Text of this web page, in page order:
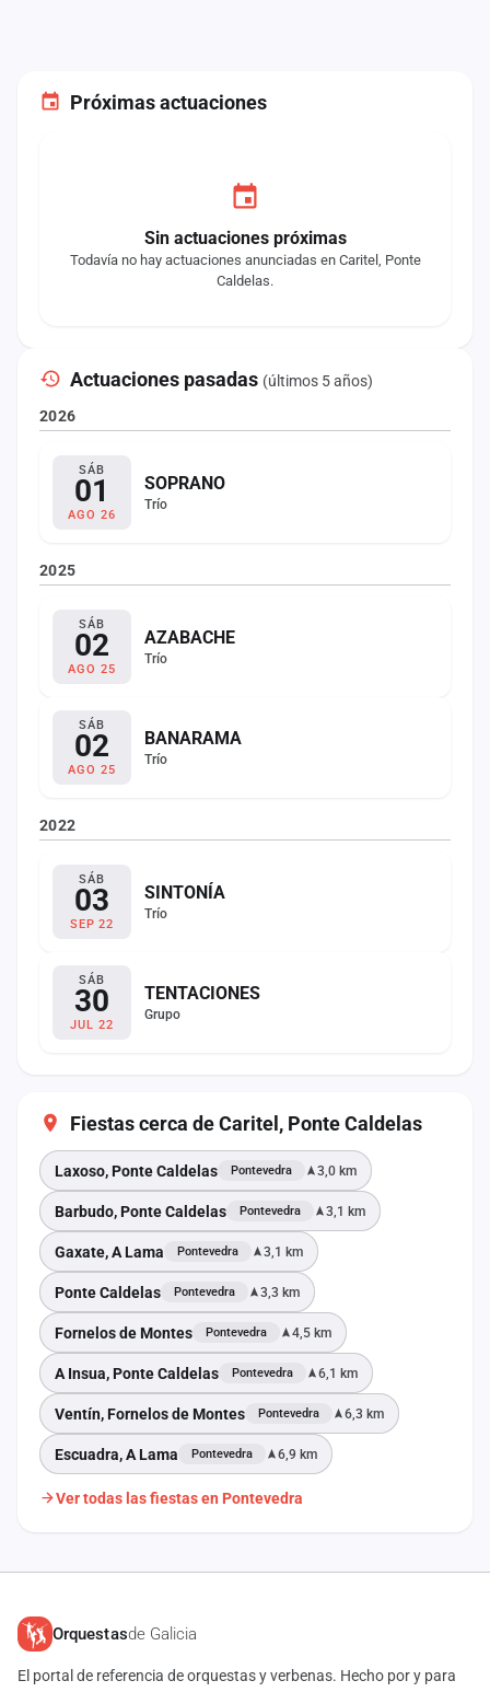
Próximas actuaciones
Sin actuaciones próximas
Todavía no hay actuaciones anunciadas en Caritel, Ponte
Caldelas.
Actuaciones pasadas (últimos 5 años)
2026
SÁB
01
AGO 26
SOPRANO
Trío
2025
SÁB
02
AGO 25
AZABACHE
Trío
SÁB
02
AGO 25
BANARAMA
Trío
2022
SÁB
03
SEP 22
SINTONÍA
Trío
SÁB
30
JUL 22
TENTACIONES
Grupo
Fiestas cerca de Caritel, Ponte Caldelas
Laxoso, Ponte Caldelas Pontevedra 3,0 km
Barbudo, Ponte Caldelas Pontevedra 3,1 km
Gaxate, A Lama Pontevedra 3,1 km
Ponte Caldelas Pontevedra 3,3 km
Fornelos de Montes Pontevedra 4,5 km
A Insua, Ponte Caldelas Pontevedra 6,1 km
Ventín, Fornelos de Montes Pontevedra 6,3 km
Escuadra, A Lama Pontevedra 6,9 km
Ver todas las fiestas en Pontevedra
Orquestasde Galicia
El portal de referencia de orquestas y verbenas. Hecho por y para